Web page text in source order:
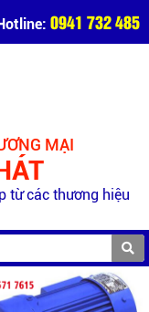
0941 732 485
MẠI
từ các thương hiệu